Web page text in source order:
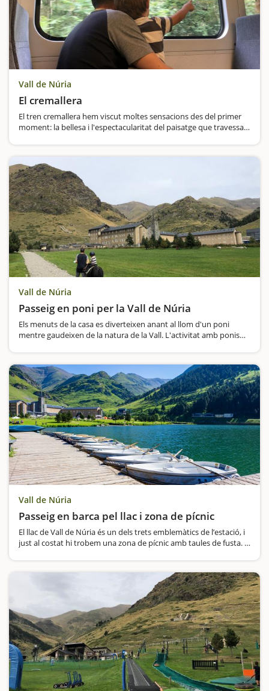
Vall de Núria
El cremallera
El tren cremallera hem viscut moltes sensacions des del primer
moment: la bellesa i l'espectacularitat del paisatge que travessa
Vall de Núria
Passeig en poni per la Vall de Núria
Els menuts de la casa es diverteixen anant al llom d'un poni
mentre gaudeixen de la natura de la Vall. L'activitat amb ponis
Vall de Núria
Passeig en barca pel llac i zona de pícnic
El llac de Vall de Núria és un dels trets emblemàtics de l’estació, i
just al costat hi trobem una zona de pícnic amb taules de fusta.